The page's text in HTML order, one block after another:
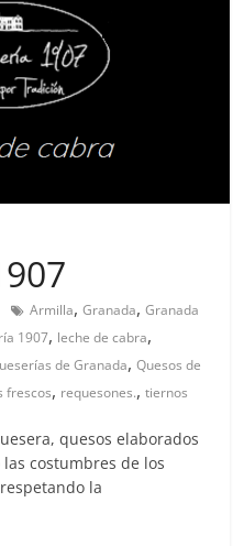
Armilla,Granada,Granada
1907, leche de cabra,
de Granada,Quesos de
frescos, requesones.,tiernos
quesos elaborados
costumbres de los
la